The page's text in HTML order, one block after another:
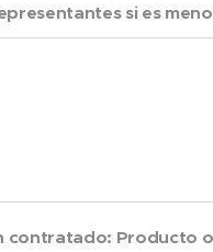
si es
contratado: Producto